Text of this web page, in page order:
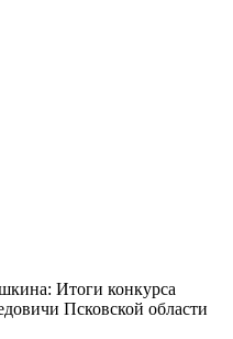
Итоги конкурса
Псковской области